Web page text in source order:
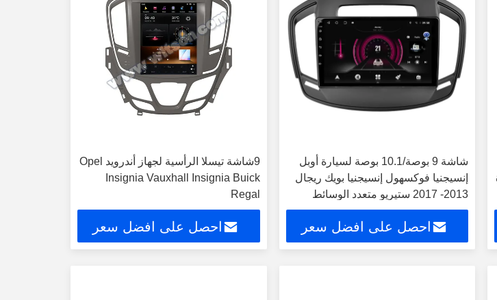
شاشة 9 بوصة/10.1 بوصة لسيارة أوبل
إنسيجنيا فوكسهول إنسيجنيا بويك ريجال
2013- 2017 ستيريو متعدد الوسائط
للسيارة
احصل على افضل سعر
9شاشة تيسلا الرأسية لجهاز أندرويد Opel
Insignia Vauxhall Insignia Buick
Regal
احصل على افضل سعر